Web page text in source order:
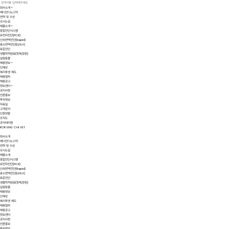
회사소개
메디안디노스틱
연혁 및 수상
오시는길
제품소개
종합진단시스템
유전자진단(PCR)
신속면역진단(Rapid)
효소면역진단(ELISA)
표준진단
생물학적원료(항체,항원)
실험동물
채용정보
인재상
복리후생 제도
채용절차
채용공고
정보센터
공지사항
언론홍보
투자정보
자료실
고객문의
인증현황
조직도
공식대리점
KOR ENG CHI VET
회사소개
메디안디노스틱
연혁 및 수상
오시는길
제품소개
종합진단시스템
유전자진단(PCR)
신속면역진단(Rapid)
효소면역진단(ELISA)
표준진단
생물학적원료(항체,항원)
실험동물
채용정보
인재상
복리후생 제도
채용절차
채용공고
정보센터
공지사항
언론홍보